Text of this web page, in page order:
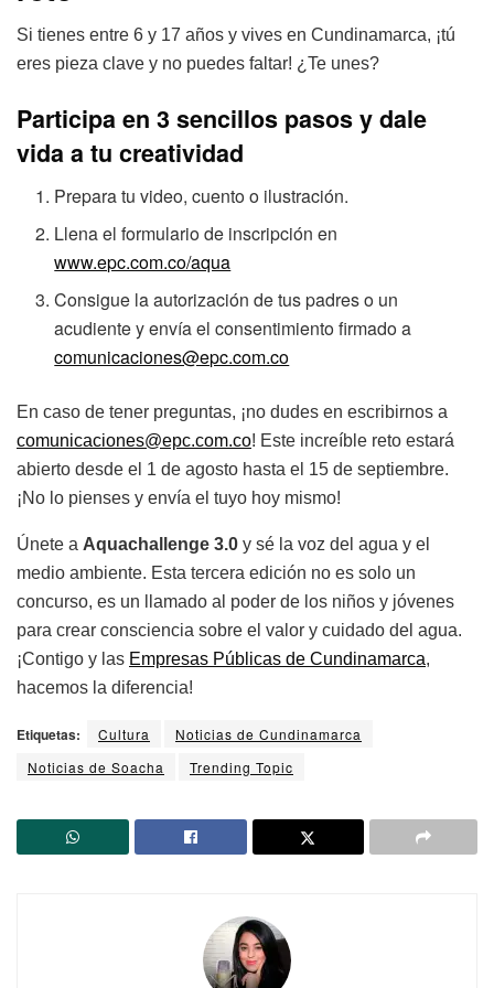
Si tienes entre 6 y 17 años y vives en Cundinamarca, ¡tú
eres pieza clave y no puedes faltar! ¿Te unes?
Participa en 3 sencillos pasos y dale
vida a tu creatividad
Prepara tu video, cuento o ilustración.
Llena el formulario de inscripción en
www.epc.com.co/aqua
Consigue la autorización de tus padres o un
acudiente y envía el consentimiento firmado a
comunicaciones@epc.com.co
En caso de tener preguntas, ¡no dudes en escribirnos a
comunicaciones@epc.com.co! Este increíble reto estará
abierto desde el 1 de agosto hasta el 15 de septiembre.
¡No lo pienses y envía el tuyo hoy mismo!
Únete a Aquachallenge 3.0 y sé la voz del agua y el
medio ambiente. Esta tercera edición no es solo un
concurso, es un llamado al poder de los niños y jóvenes
para crear consciencia sobre el valor y cuidado del agua.
¡Contigo y las Empresas Públicas de Cundinamarca,
hacemos la diferencia!
Etiquetas: Cultura
Noticias de Cundinamarca
Noticias de Soacha
Trending Topic